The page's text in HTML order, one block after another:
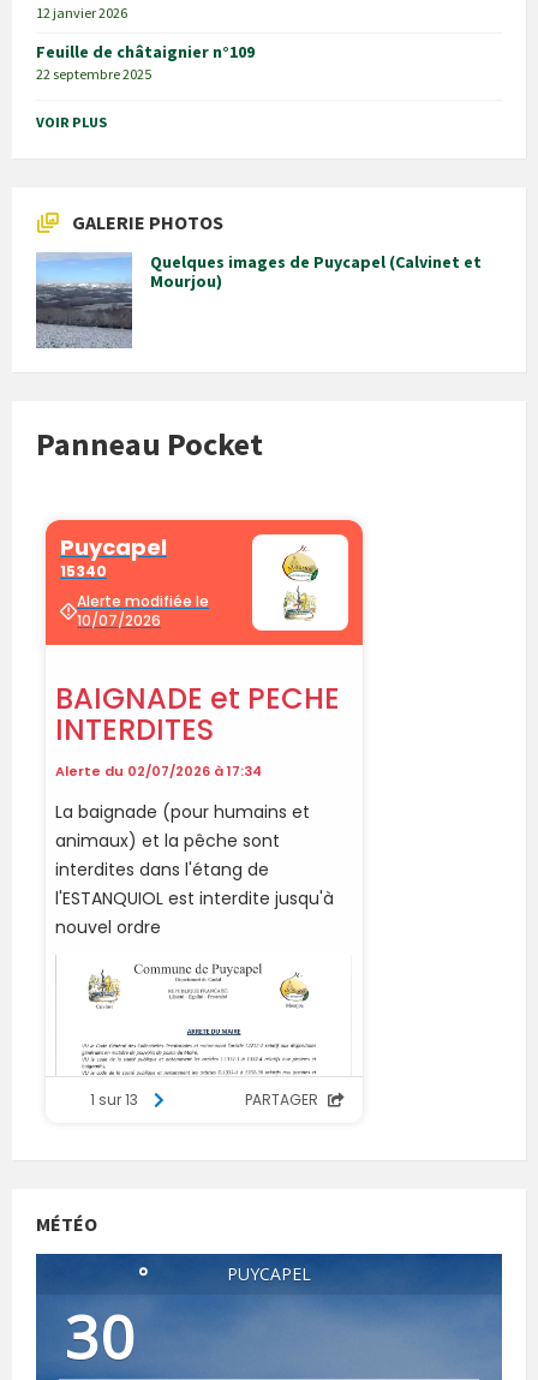
12 janvier 2026
Feuille de châtaignier n°109
22 septembre 2025
VOIR PLUS
GALERIE PHOTOS
Quelques images de Puycapel (Calvinet et
Mourjou)
Panneau Pocket
MÉTÉO
PUYCAPEL
30
°